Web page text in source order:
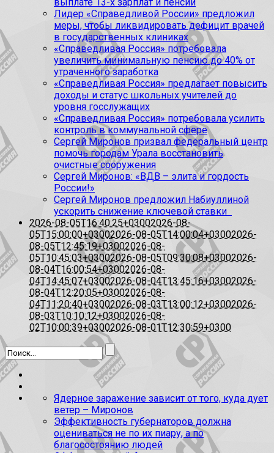
Лидер «Справедливой России» предложил
меры, чтобы ликвидировать дефицит врачей
в государственных клиниках
«Справедливая Россия» потребовала
увеличить минимальную пенсию до 40% от
утраченного заработка
«Справедливая Россия» предлагает повысить
доходы и статус школьных учителей до
уровня госслужащих
«Справедливая Россия» потребовала усилить
контроль в коммунальной сфере
Сергей Миронов призвал федеральный центр
помочь городам Урала восстановить
очистные сооружения
Сергей Миронов: «ВДВ – элита и гордость
России!»
Сергей Миронов предложил Набиуллиной
ускорить снижение ключевой ставки
2026-08-05T16:40:25+03002026-08-
05T15:00:00+03002026-08-05T14:00:04+03002026-
08-05T12:45:19+03002026-08-
05T10:45:03+03002026-08-05T09:30:08+03002026-
08-04T16:00:54+03002026-08-
04T14:45:07+03002026-08-04T13:45:16+03002026-
08-04T12:20:05+03002026-08-
04T11:20:40+03002026-08-03T13:00:12+03002026-
08-03T10:10:12+03002026-08-
02T10:00:39+03002026-08-01T12:30:59+0300
Ядерное заражение зависит от того, куда дует
ветер – Миронов
Эффективность губернаторов должна
оцениваться не по их пиару, а по
благосостоянию людей